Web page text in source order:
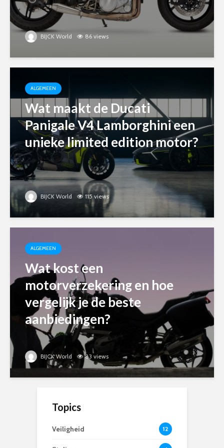
BIJCK World 86 views
ALGEMEEN
Wat maakt de Ducati
Panigale V4 Lamborghini een
unieke limited edition motor?
BIJCK World 115 views
ALGEMEEN
Wat kost een
motorverzekering en hoe
vergelijk je de beste
aanbiedingen?
BIJCK World 83 views
Topics
Veiligheid 12